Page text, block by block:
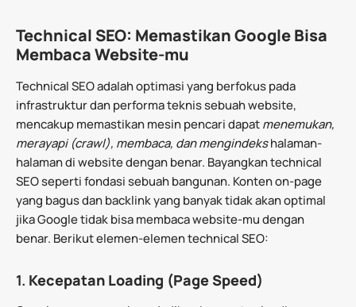
Technical SEO: Memastikan Google Bisa
Membaca Website-mu
Technical SEO adalah optimasi yang berfokus pada
infrastruktur dan performa teknis sebuah website,
mencakup memastikan mesin pencari dapatmenemukan,
merayapi (crawl), membaca, dan mengindekshalaman-
halaman di website dengan benar. Bayangkan technical
SEO seperti fondasi sebuah bangunan. Konten on-page
yang bagus dan backlink yang banyak tidak akan optimal
jika Google tidak bisa membaca website-mu dengan
benar. Berikut elemen-elemen technical SEO:
1. Kecepatan Loading (Page Speed)